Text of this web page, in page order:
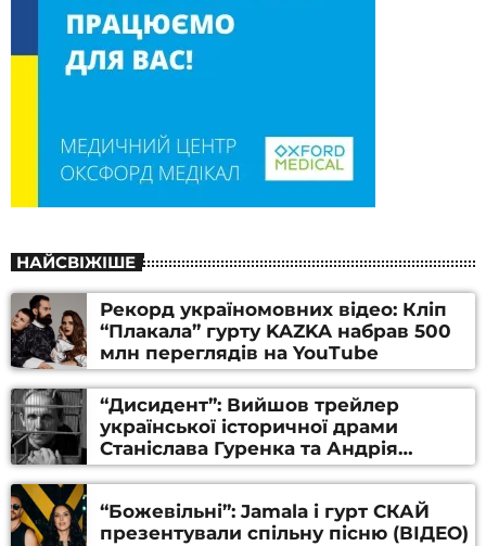
НАЙСВІЖІШЕ
Рекорд україномовних відео: Кліп
“Плакала” гурту KAZKA набрав 500
млн переглядів на YouTube
“Дисидент”: Вийшов трейлер
української історичної драми
Станіслава Гуренка та Андрія
Алфьорова (ВІДЕО)
“Божевільні”: Jamala і гурт СКАЙ
презентували спільну пісню (ВІДЕО)